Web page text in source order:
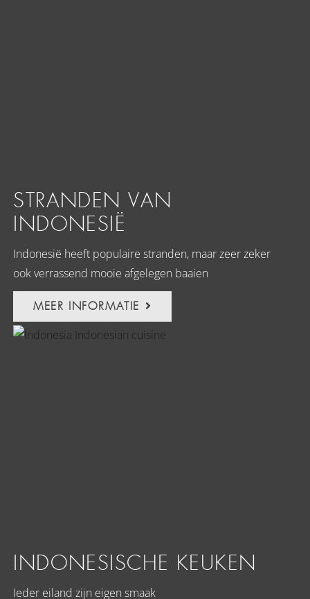
STRANDEN VAN
INDONESIË
Indonesië heeft populaire stranden, maar zeer zeker
ook verrassend mooie afgelegen baaien
MEER INFORMATIE
INDONESISCHE KEUKEN
Ieder eiland zijn eigen smaak